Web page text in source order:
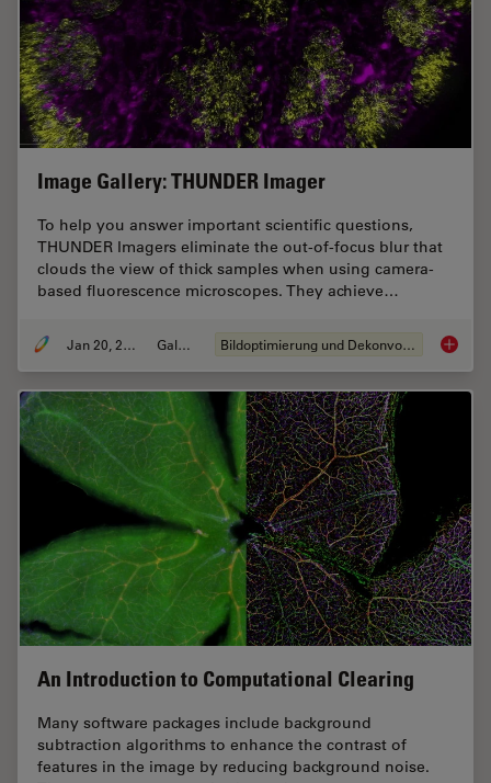
Image Gallery: THUNDER Imager
To help you answer important scientific questions,
THUNDER Imagers eliminate the out-of-focus blur that
clouds the view of thick samples when using camera-
based fluorescence microscopes. They achieve…
Jan 20, 2021 Galerie Bildoptimierung und Dekonvolution Image
An Introduction to Computational Clearing
Many software packages include background
subtraction algorithms to enhance the contrast of
features in the image by reducing background noise.